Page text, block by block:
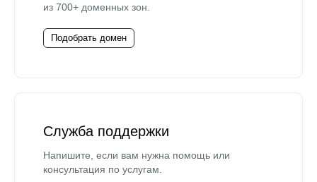
из 700+ доменных зон.
Подобрать домен
Служба поддержки
Напишите, если вам нужна помощь или
консультация по услугам.